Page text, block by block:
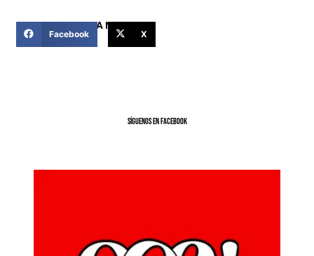
COMPARTIR ESTA NOTICIA
Facebook X
SíGUENOS EN FACEBOOK